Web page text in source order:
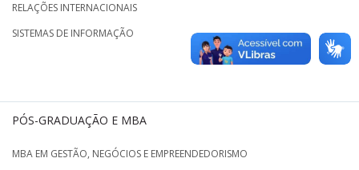
RELAÇÕES INTERNACIONAIS
SISTEMAS DE INFORMAÇÃO
PÓS-GRADUAÇÃO E MBA
MBA EM GESTÃO, NEGÓCIOS E EMPREENDEDORISMO